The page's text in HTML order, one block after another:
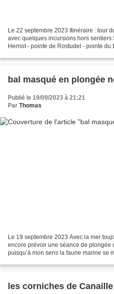
Le 22 septembre 2023 Itinéraire : tour
avec quelques incursions hors
Hernot - pointe de Rostudel - pointe
bal masqué en plongée
Publié le 19/09/2023 à 21:21
Par Thomas
Le 19 septembre 2023 Avec la mer
encore prévoir une séance de plongée
puisqu’à mon sens la faune marine se
les corniches de Canaille